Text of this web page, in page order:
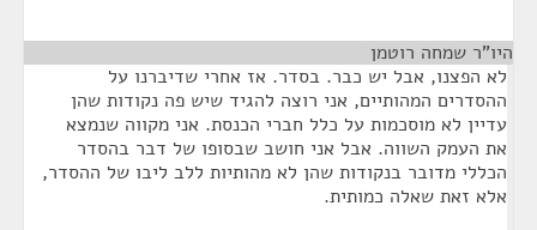
היו"ר שמחה רוטמן
לא הפצנו, אבל יש כבר. בסדר. אז אחרי שדיברנו על
ההסדרים המהותיים, אני רוצה להגיד שיש פה נקודות שהן
עדיין לא מוסכמות על כלל חברי הכנסת. אני מקווה שנמצא
את העמק השווה. אבל אני חושב שבסופו של דבר בהסדר
הכללי מדובר בנקודות שהן לא מהותיות ללב ליבו של ההסדר,
אלא זאת שאלה כמותית.